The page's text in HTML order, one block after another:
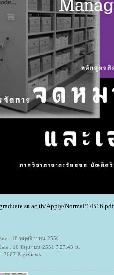
Apply/Normal/1/B16.pdf
: 18 พฤศจิกายน 2550
: 10 มิถุนายน 2551 7:27:43 น.
2667 Pageviews.